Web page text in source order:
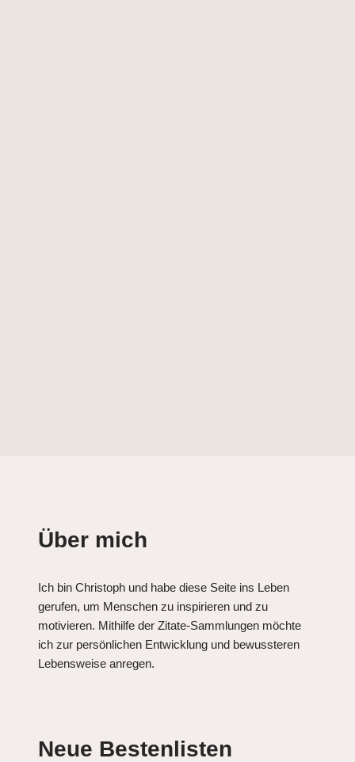
Über mich
Ich bin Christoph und habe diese Seite ins Leben
gerufen, um Menschen zu inspirieren und zu
motivieren. Mithilfe der Zitate-Sammlungen möchte
ich zur persönlichen Entwicklung und bewussteren
Lebensweise anregen.
Neue Bestenlisten